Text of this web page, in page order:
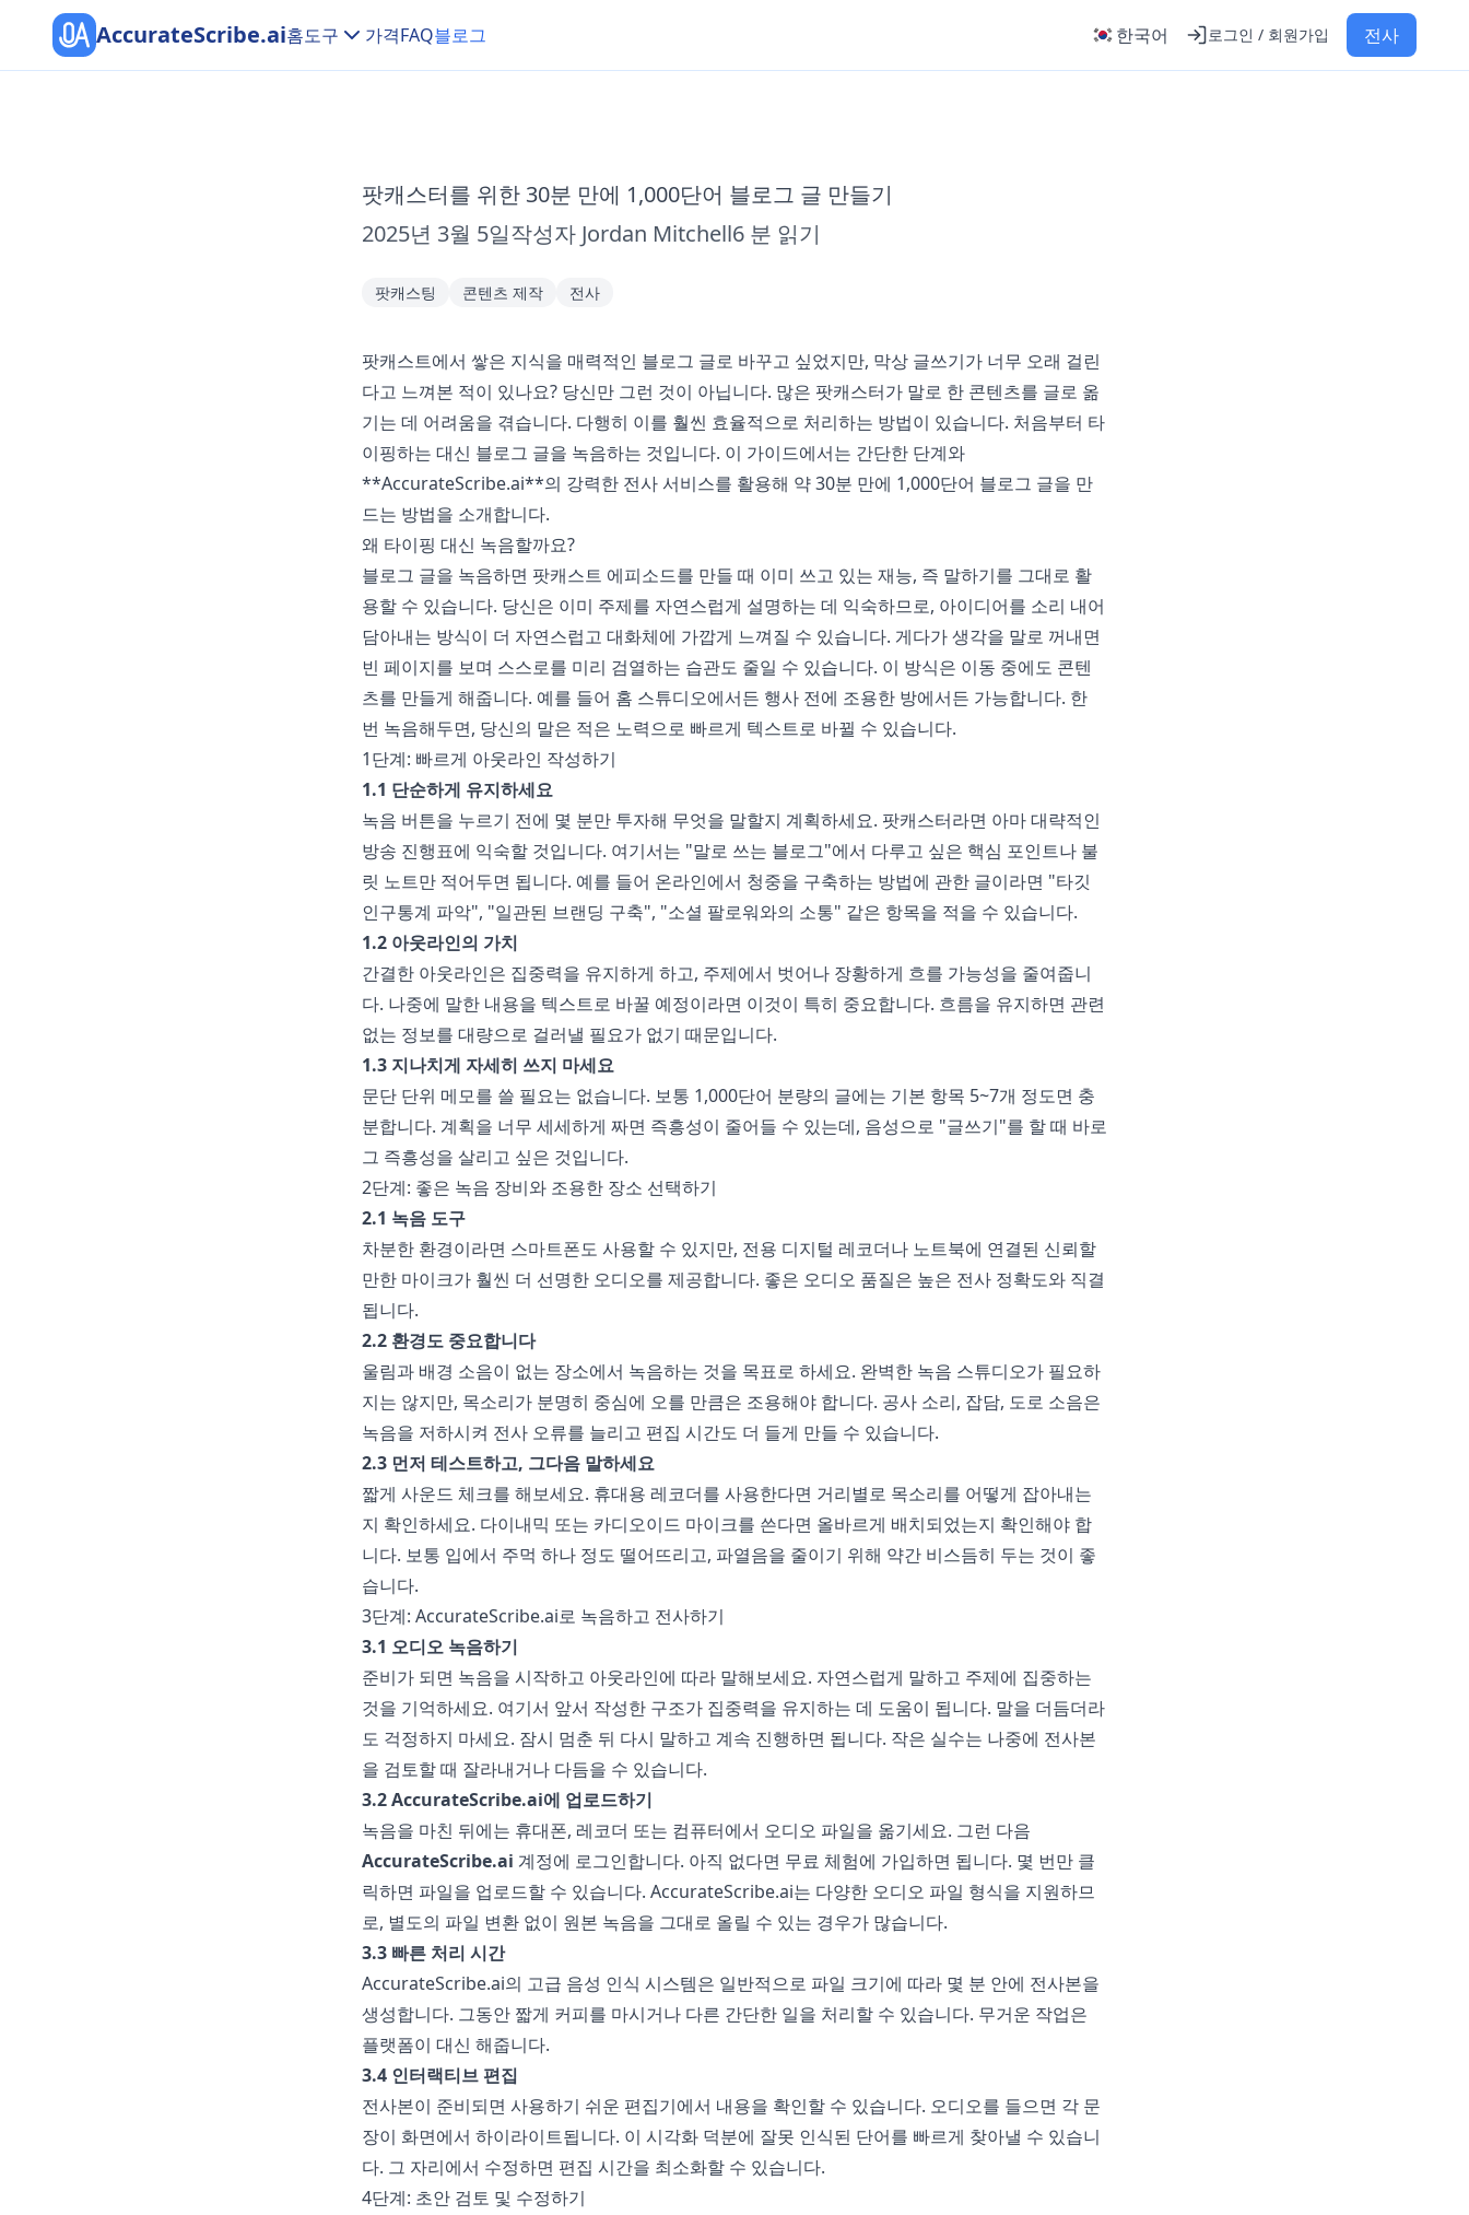
AccurateScribe.ai홈도구 가격FAQ블로그 한국어 로그인 / 회원가입 전사
팟캐스터를 위한 30분 만에 1,000단어 블로그 글 만들기
2025년 3월 5일작성자 Jordan Mitchell6 분 읽기
팟캐스팅 콘텐츠 제작 전사
팟캐스트에서 쌓은 지식을 매력적인 블로그 글로 바꾸고 싶었지만, 막상 글쓰기가 너무 오래 걸린
다고 느껴본 적이 있나요? 당신만 그런 것이 아닙니다. 많은 팟캐스터가 말로 한 콘텐츠를 글로 옮
기는 데 어려움을 겪습니다. 다행히 이를 훨씬 효율적으로 처리하는 방법이 있습니다. 처음부터 타
이핑하는 대신 블로그 글을 녹음하는 것입니다. 이 가이드에서는 간단한 단계와
**AccurateScribe.ai**의 강력한 전사 서비스를 활용해 약 30분 만에 1,000단어 블로그 글을 만
드는 방법을 소개합니다.
왜 타이핑 대신 녹음할까요?
블로그 글을 녹음하면 팟캐스트 에피소드를 만들 때 이미 쓰고 있는 재능, 즉 말하기를 그대로 활
용할 수 있습니다. 당신은 이미 주제를 자연스럽게 설명하는 데 익숙하므로, 아이디어를 소리 내어
담아내는 방식이 더 자연스럽고 대화체에 가깝게 느껴질 수 있습니다. 게다가 생각을 말로 꺼내면
빈 페이지를 보며 스스로를 미리 검열하는 습관도 줄일 수 있습니다. 이 방식은 이동 중에도 콘텐
츠를 만들게 해줍니다. 예를 들어 홈 스튜디오에서든 행사 전에 조용한 방에서든 가능합니다. 한
번 녹음해두면, 당신의 말은 적은 노력으로 빠르게 텍스트로 바뀔 수 있습니다.
1단계: 빠르게 아웃라인 작성하기
1.1 단순하게 유지하세요
녹음 버튼을 누르기 전에 몇 분만 투자해 무엇을 말할지 계획하세요. 팟캐스터라면 아마 대략적인
방송 진행표에 익숙할 것입니다. 여기서는 "말로 쓰는 블로그"에서 다루고 싶은 핵심 포인트나 불
릿 노트만 적어두면 됩니다. 예를 들어 온라인에서 청중을 구축하는 방법에 관한 글이라면 "타깃
인구통계 파악", "일관된 브랜딩 구축", "소셜 팔로워와의 소통" 같은 항목을 적을 수 있습니다.
1.2 아웃라인의 가치
간결한 아웃라인은 집중력을 유지하게 하고, 주제에서 벗어나 장황하게 흐를 가능성을 줄여줍니
다. 나중에 말한 내용을 텍스트로 바꿀 예정이라면 이것이 특히 중요합니다. 흐름을 유지하면 관련
없는 정보를 대량으로 걸러낼 필요가 없기 때문입니다.
1.3 지나치게 자세히 쓰지 마세요
문단 단위 메모를 쓸 필요는 없습니다. 보통 1,000단어 분량의 글에는 기본 항목 5~7개 정도면 충
분합니다. 계획을 너무 세세하게 짜면 즉흥성이 줄어들 수 있는데, 음성으로 "글쓰기"를 할 때 바로
그 즉흥성을 살리고 싶은 것입니다.
2단계: 좋은 녹음 장비와 조용한 장소 선택하기
2.1 녹음 도구
차분한 환경이라면 스마트폰도 사용할 수 있지만, 전용 디지털 레코더나 노트북에 연결된 신뢰할
만한 마이크가 훨씬 더 선명한 오디오를 제공합니다. 좋은 오디오 품질은 높은 전사 정확도와 직결
됩니다.
2.2 환경도 중요합니다
울림과 배경 소음이 없는 장소에서 녹음하는 것을 목표로 하세요. 완벽한 녹음 스튜디오가 필요하
지는 않지만, 목소리가 분명히 중심에 오를 만큼은 조용해야 합니다. 공사 소리, 잡담, 도로 소음은
녹음을 저하시켜 전사 오류를 늘리고 편집 시간도 더 들게 만들 수 있습니다.
2.3 먼저 테스트하고, 그다음 말하세요
짧게 사운드 체크를 해보세요. 휴대용 레코더를 사용한다면 거리별로 목소리를 어떻게 잡아내는
지 확인하세요. 다이내믹 또는 카디오이드 마이크를 쓴다면 올바르게 배치되었는지 확인해야 합
니다. 보통 입에서 주먹 하나 정도 떨어뜨리고, 파열음을 줄이기 위해 약간 비스듬히 두는 것이 좋
습니다.
3단계: AccurateScribe.ai로 녹음하고 전사하기
3.1 오디오 녹음하기
준비가 되면 녹음을 시작하고 아웃라인에 따라 말해보세요. 자연스럽게 말하고 주제에 집중하는
것을 기억하세요. 여기서 앞서 작성한 구조가 집중력을 유지하는 데 도움이 됩니다. 말을 더듬더라
도 걱정하지 마세요. 잠시 멈춘 뒤 다시 말하고 계속 진행하면 됩니다. 작은 실수는 나중에 전사본
을 검토할 때 잘라내거나 다듬을 수 있습니다.
3.2 AccurateScribe.ai에 업로드하기
녹음을 마친 뒤에는 휴대폰, 레코더 또는 컴퓨터에서 오디오 파일을 옮기세요. 그런 다음
AccurateScribe.ai 계정에 로그인합니다. 아직 없다면 무료 체험에 가입하면 됩니다. 몇 번만 클
릭하면 파일을 업로드할 수 있습니다. AccurateScribe.ai는 다양한 오디오 파일 형식을 지원하므
로, 별도의 파일 변환 없이 원본 녹음을 그대로 올릴 수 있는 경우가 많습니다.
3.3 빠른 처리 시간
AccurateScribe.ai의 고급 음성 인식 시스템은 일반적으로 파일 크기에 따라 몇 분 안에 전사본을
생성합니다. 그동안 짧게 커피를 마시거나 다른 간단한 일을 처리할 수 있습니다. 무거운 작업은
플랫폼이 대신 해줍니다.
3.4 인터랙티브 편집
전사본이 준비되면 사용하기 쉬운 편집기에서 내용을 확인할 수 있습니다. 오디오를 들으면 각 문
장이 화면에서 하이라이트됩니다. 이 시각화 덕분에 잘못 인식된 단어를 빠르게 찾아낼 수 있습니
다. 그 자리에서 수정하면 편집 시간을 최소화할 수 있습니다.
4단계: 초안 검토 및 수정하기